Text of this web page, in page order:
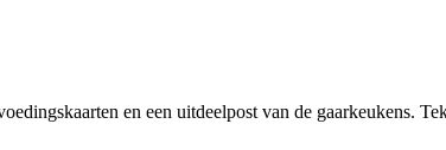
en een uitdeelpost van de gaarkeukens.